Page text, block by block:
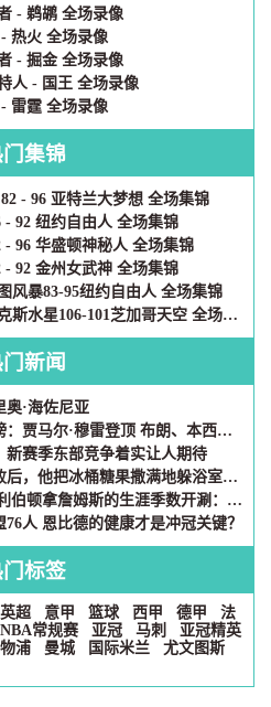
- 鹈鹕 全场录像
热火 全场录像
- 掘金 全场录像
人 - 国王 全场录像
雷霆 全场录像
集锦
- 96 亚特兰大梦想 全场集锦
92 纽约自由人 全场集锦
96 华盛顿神秘人 全场集锦
92 金州女武神 全场集锦
风暴83-95纽约自由人 全场集锦
08月04日WNBA常规赛 菲尼克斯水星106-101芝加哥天空 全场集锦
新闻
奥·海佐尼亚
2016届选秀季后赛场均得分榜：贾马尔·穆雷登顶 布朗、本西分列二、五
新赛季东部竞争着实让人期待
兰德尔回忆科比：湖人四连败后，他把冰桶糖果撒满地躲浴室快哭了
早有伏笔？上周播客现场 哈利伯顿拿詹姆斯的生涯季数开涮：这是你第76季？
人 恩比德的健康才是冲冠关键？
门标签
英超 意甲 篮球 西甲 德甲
法
常规赛 亚冠 马刺
亚冠精英
浦 曼城 国际米兰
尤文图斯